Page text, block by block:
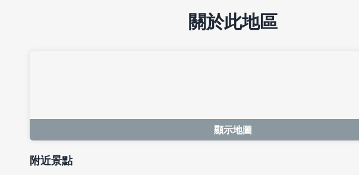
關於此地區
顯示地圖
附近景點